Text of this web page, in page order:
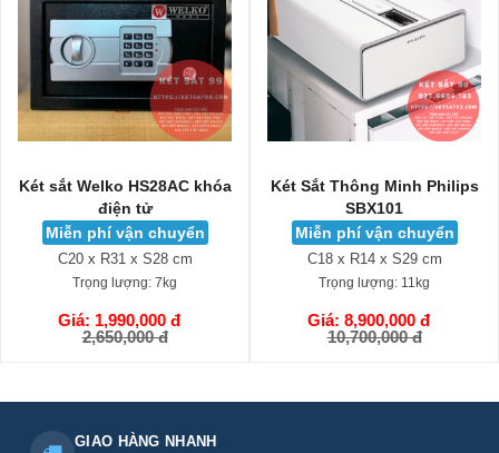
Két sắt Welko HS28AC khóa
điện tử
Miễn phí vận chuyển
C20 x R31 x S28 cm
Trọng lượng: 7kg
Giá: 1,990,000 đ
2,650,000 đ
GIỎ HÀNG
Két Sắt Thông Minh Philips
SBX101
Miễn phí vận chuyển
C18 x R14 x S29 cm
Trọng lượng: 11kg
Giá: 8,900,000 đ
10,700,000 đ
GIỎ HÀNG
GIAO HÀNG NHANH